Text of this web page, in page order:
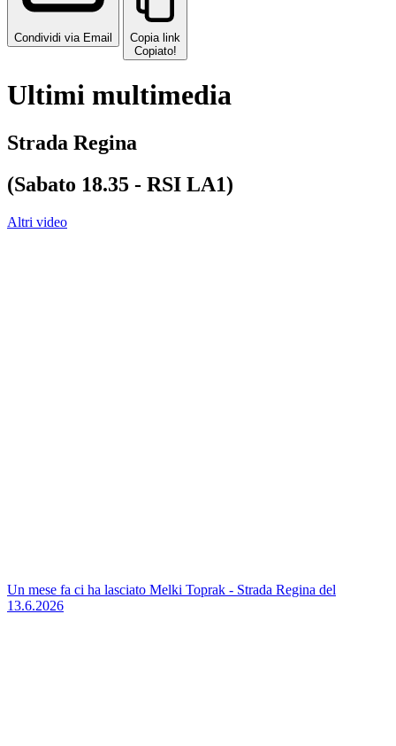
Condividi via Email
Copia link
Copiato!
Ultimi multimedia
Strada Regina
(Sabato 18.35 - RSI LA1)
Altri video
Un mese fa ci ha lasciato Melki Toprak - Strada Regina del
13.6.2026